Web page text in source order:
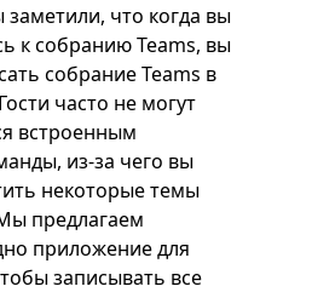
заметили, что когда вы
к собранию Teams, вы
собрание Teams в
часто не могут
встроенным
из-за чего вы
некоторые темы
предлагаем
приложение для
записывать все